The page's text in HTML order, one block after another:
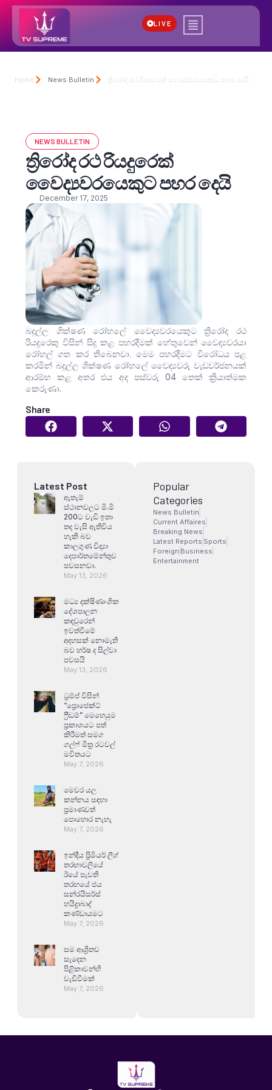
LIVE
Home News Bulletin ත්‍රිරෝද රථ රියදුරෙක් වෛද්‍යවරයෙකුට පහර දෙයි
NEWS BULLETIN
ත්‍රිරෝද රථ රියදුරෙක්
වෛද්‍යවරයෙකුට පහර දෙයි
December 17, 2025
බදුල්ල ශික්ෂණ රෝහලේ වෛද්‍යවරයෙකුට ත්‍රිරෝද රථ
රියදුරෙකු විසින් සිදු කළ පහරදීමක් හේතුවෙන් වෛද්‍යවරයා
රෝහල් ගත කර තිබෙනවා. මෙම පහරදීමට විරෝධය පළ
කරමින් බදුල්ල ශික්ෂණ රෝහලේ වෛද්‍යවරු වැඩවර්ජනයක්
ආරම්භ කළ අතර එය අද පස්වරු 04 තෙක් ක්‍රියාත්මක
කෙරුණා.
Share
Latest Post
ඇතැම්
ස්ථානවලට මි.මි
200ට වැඩි ඉතා
තද වැසි ඇතිවිය
හැකි බව
කාලගුණ විද්‍යා
දෙපාර්තමේන්තුව
පවසනවා.
May 13, 2026
මධ්‍ය දක්ෂිණාංශික
දේශපාලන
කඳවුරෙන්
ඉවත්වීමේ
අදහසක් නොමැති
බව හර්ෂ ද සිල්වා
පවසයි
May 13, 2026
ට්‍රම්ප් විසින්
“ප්‍රොජෙක්ට්
ෆ්‍රීඩම්” මෙහෙයුම
ප්‍රකාශයට පත්
කිරීමත් සමග
ගල්ෆ් මිත්‍ර රටවල්
මවිතයට
May 7, 2026
මෙවර යල
කන්නය සඳහා
ප්‍රමාණවත්
පොහොර නැහැ
May 7, 2026
ඉන්දීය ප්‍රිමියර් ලීග්
තරඟාවලියේ
ඊයේ පැවති
තරඟයේ ජය
සන්රයිසර්ස්
හයිද්‍රාබාද්
කණ්ඩායමට
May 7, 2026
සම ආශ්‍රිතව
සෑදෙන
පිළිකාවන්හි
වැඩිවීමක්
May 7, 2026
Popular
Categories
News Bulletin
Current Affaires
Breaking News
Latest Reports Sports
Foreign Business
Entertainment